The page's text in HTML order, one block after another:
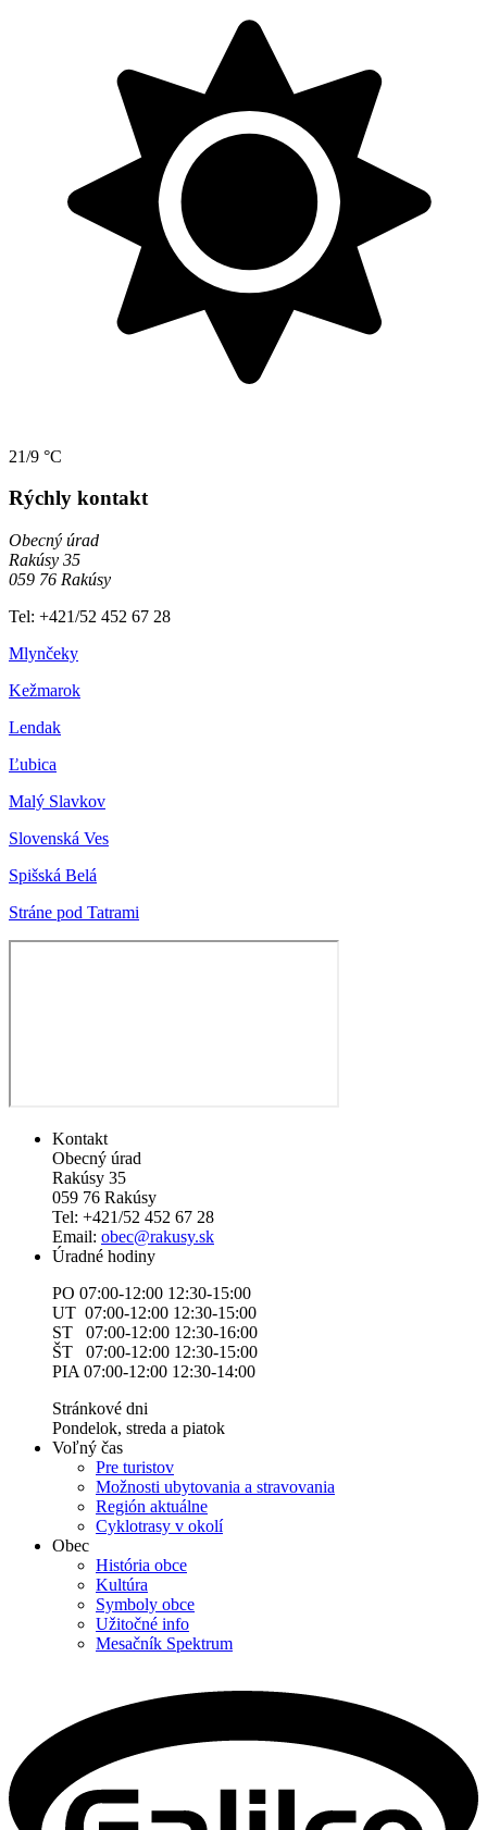
21/9 °C
Rýchly kontakt
Obecný úrad
Rakúsy 35
059 76 Rakúsy
Tel: +421/52 452 67 28
Mlynčeky
Kežmarok
Lendak
Ľubica
Malý Slavkov
Slovenská Ves
Spišská Belá
Stráne pod Tatrami
Kontakt
Obecný úrad
Rakúsy 35
059 76 Rakúsy
Tel: +421/52 452 67 28
Email: obec@rakusy.sk
Úradné hodiny
PO 07:00-12:00 12:30-15:00
UT 07:00-12:00 12:30-15:00
ST 07:00-12:00 12:30-16:00
ŠT 07:00-12:00 12:30-15:00
PIA 07:00-12:00 12:30-14:00
Stránkové dni
Pondelok, streda a piatok
Voľný čas
Pre turistov
Možnosti ubytovania a stravovania
Región aktuálne
Cyklotrasy v okolí
Obec
História obce
Kultúra
Symboly obce
Užitočné info
Mesačník Spektrum